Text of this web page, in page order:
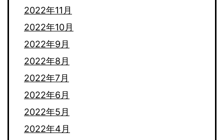
2022年11月
2022年10月
2022年9月
2022年8月
2022年7月
2022年6月
2022年5月
2022年4月